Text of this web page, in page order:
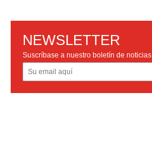
Foto: Grupo La Verdad
NEWSLETTER
Suscríbase a nuestro boletín de noticias